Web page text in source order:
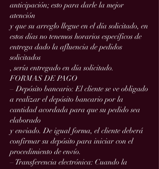
anticipación; esto para darle la mejor
atención
y que su arreglo llegue en el día solicitado, en
estos días no tenemos horarios específicos de
entrega dado la afluencia de pedidos
solicitados
, sería entregado en día solicitado.
FORMAS DE PAGO
– Depósito bancario: El cliente se ve obligado
a realizar el depósito bancario por la
cantidad acordada para que su pedido sea
elaborado
y enviado. De igual forma, el cliente deberá
confirmar su depósito para iniciar con el
procedimiento de envío.
– Transferencia electrónica: Cuando la